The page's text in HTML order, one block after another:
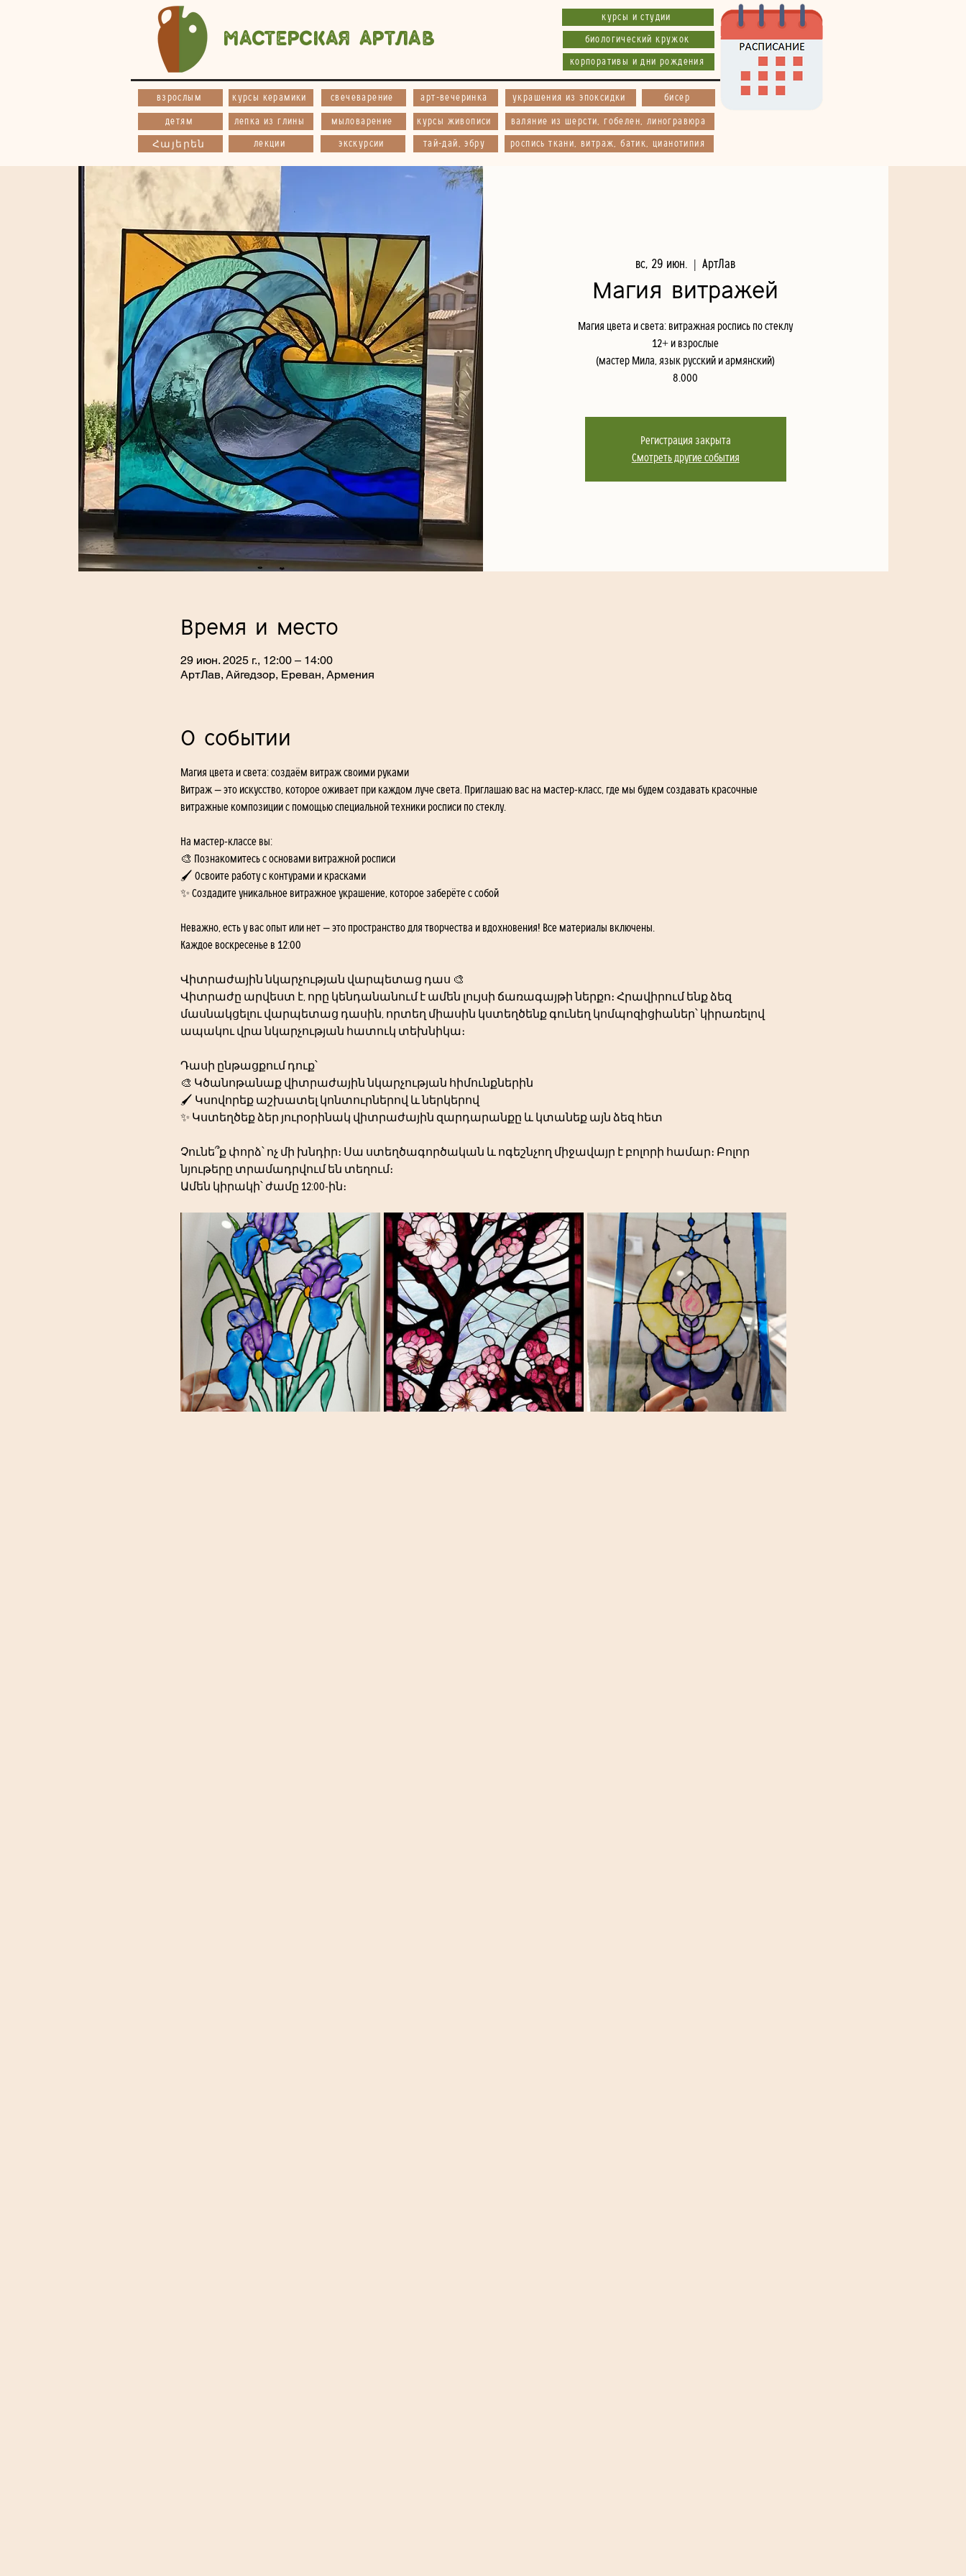
Мастерская АртЛав
курсы и студии
биологический кружок
корпоративы и дни рождения
взрослым курсы керамики свечеварение арт-вечеринка украшения из эпоксидки бисер
детям лепка из глины
Հայերեն лекции
мыловарение
экскурсии
курсы живописи
тай-дай, эбру
валяние из шерсти, гобелен, линогравюра
роспись ткани, витраж, батик, цианотипия
вс, 29 июн.
  |
АртЛав
Магия витражей
Магия цвета и света: витражная роспись по стеклу
12+ и взрослые
(мастер Мила, язык русский и армянский)
8.000
Регистрация закрыта
Смотреть другие события
Время и место
29 июн. 2025 г., 12:00 – 14:00
АртЛав, Айгедзор, Ереван, Армения
О событии
Магия цвета и света: создаём витраж своими руками
Витраж — это искусство, которое оживает при каждом луче света. Приглашаю вас на мастер-класс, где мы будем создавать красочные
витражные композиции с помощью специальной техники росписи по стеклу.
На мастер-классе вы:
🎨 Познакомитесь с основами витражной росписи
🖌️ Освоите работу с контурами и красками
✨ Создадите уникальное витражное украшение, которое заберёте с собой
Неважно, есть у вас опыт или нет — это пространство для творчества и вдохновения! Все материалы включены.
Каждое воскресенье в 12:00
Վիտրաժային նկարչության վարպետաց դաս 🎨
Վիտրաժը արվեստ է, որը կենդանանում է ամեն լույսի ճառագայթի ներքո։ Հրավիրում ենք ձեզ
մասնակցելու վարպետաց դասին, որտեղ միասին կստեղծենք գունեղ կոմպոզիցիաներ՝ կիրառելով
ապակու վրա նկարչության հատուկ տեխնիկա։
Դասի ընթացքում դուք՝
🎨 Կծանոթանաք վիտրաժային նկարչության հիմունքներին
🖌️ Կսովորեք աշխատել կոնտուրներով և ներկերով
✨ Կստեղծեք ձեր յուրօրինակ վիտրաժային զարդարանքը և կտանեք այն ձեզ հետ
Չունե՞ք փորձ՝ ոչ մի խնդիր։ Սա ստեղծագործական և ոգեշնչող միջավայր է բոլորի համար։ Բոլոր
նյութերը տրամադրվում են տեղում։
Ամեն կիրակի՝ ժամը 12:00-ին։